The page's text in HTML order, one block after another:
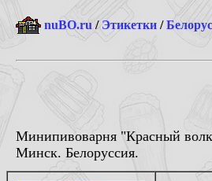
nuBO.ru /Этикетки /
Минипивоварня "Красный
Минск. Белоруссия.